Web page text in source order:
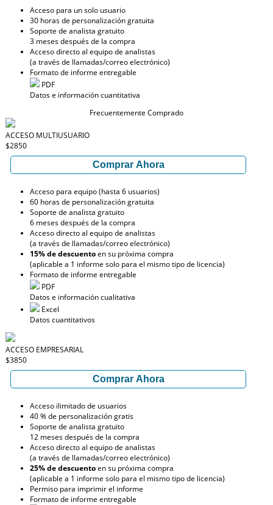
Acceso para un solo usuario
30 horas de personalización gratuita
Soporte de analista gratuito
3 meses después de la compra
Acceso directo al equipo de analistas
(a través de llamadas/correo electrónico)
Formato de informe entregable
PDF
Datos e información cuantitativa
Frecuentemente Comprado
ACCESO MULTIUSUARIO
$2850
Comprar Ahora
Acceso para equipo (hasta 6 usuarios)
60 horas de personalización gratuita
Soporte de analista gratuito
6 meses después de la compra
Acceso directo al equipo de analistas
(a través de llamadas/correo electrónico)
15% de descuentoen su próxima compra
(aplicable a 1 informe solo para el mismo tipo de licencia)
Formato de informe entregable
PDF
Datos e información cualitativa
Excel
Datos cuantitativos
ACCESO EMPRESARIAL
$3850
Comprar Ahora
Acceso ilimitado de usuarios
40 % de personalización gratis
Soporte de analista gratuito
12 meses después de la compra
Acceso directo al equipo de analistas
(a través de llamadas/correo electrónico)
25% de descuentoen su próxima compra
(aplicable a 1 informe solo para el mismo tipo de licencia)
Permiso para imprimir el informe
Formato de informe entregable